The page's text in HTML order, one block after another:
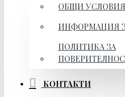
ОБЩИ УСЛОВИЯ
ИНФОРМАЦИЯ
ПОЛИТИКА ЗА
КОНТАКТИ